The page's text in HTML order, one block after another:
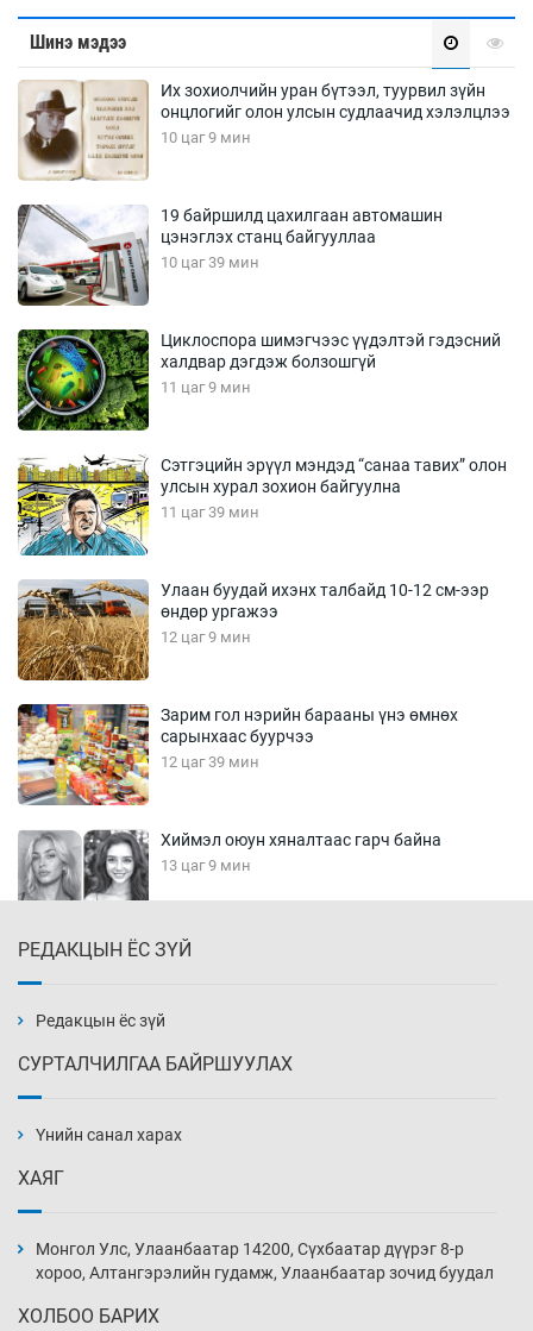
Шинэ мэдээ
Их зохиолчийн уран бүтээл, туурвил зүйн
онцлогийг олон улсын судлаачид хэлэлцлээ
10 цаг 9 мин
19 байршилд цахилгаан автомашин
цэнэглэх станц байгууллаа
10 цаг 39 мин
Циклоспора шимэгчээс үүдэлтэй гэдэсний
халдвар дэгдэж болзошгүй
11 цаг 9 мин
Сэтгэцийн эрүүл мэндэд “санаа тавих” олон
улсын хурал зохион байгуулна
11 цаг 39 мин
Улаан буудай ихэнх талбайд 10-12 см-ээр
өндөр ургажээ
12 цаг 9 мин
Зарим гол нэрийн барааны үнэ өмнөх
сарынхаас буурчээ
12 цаг 39 мин
Хиймэл оюун хяналтаас гарч байна
13 цаг 9 мин
13 цаг 39 мин
нэмэгджээ
14 цаг 9 мин
РЕДАКЦЫН ЁС ЗҮЙ
Редакцын ёс зүй
СУРТАЛЧИЛГАА БАЙРШУУЛАХ
Үнийн санал харах
ХАЯГ
Монгол Улс, Улаанбаатар 14200, Сүхбаатар дүүрэг 8-р
хороо, Алтангэрэлийн гудамж, Улаанбаатар зочид буудал
ХОЛБОО БАРИХ